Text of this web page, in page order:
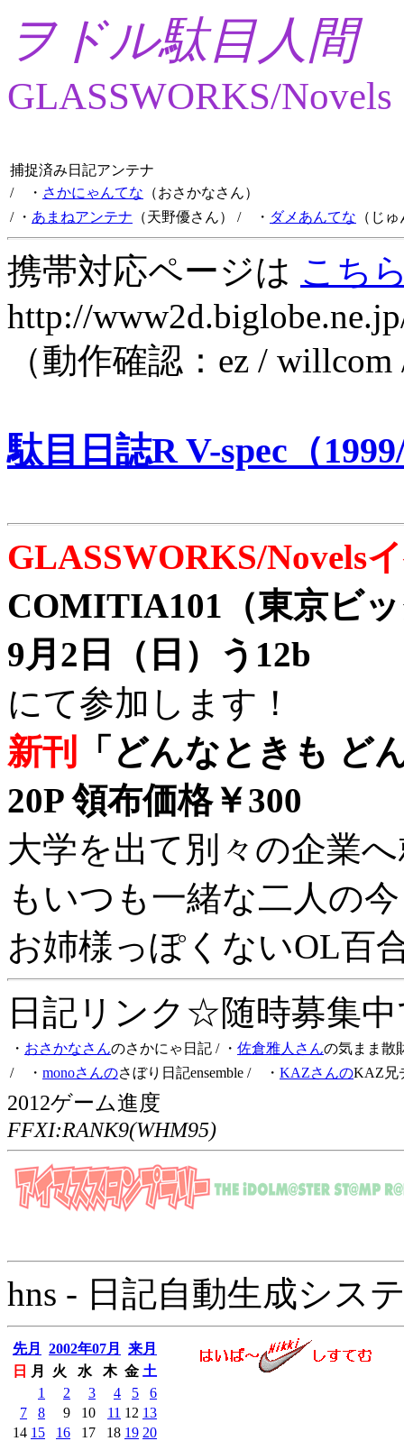
ヲドル駄目人間
GLASSWORKS/Novels
捕捉済み日記アンテナ
/ ・ さかにゃんてな （おさかなさん）
/ ・ あまねアンテナ （天野優さん） / ・ ダメあんてな （じ
携帯対応ページは こち
http://
（動作確認：ez /
駄目日誌R V-spec（
GLASSWORKS/Novels
COMITIA101（東京ビ
9月2日（日）う12b
にて参加します！
新刊
「どんなときも ど
20P 領布価格￥300
大学を出て別々の企業
もいつも一緒な二人の
お姉様っぽくないOL百
日記リンク☆随時募集
・ おさかなさんのさかにゃ日記 / ・ 佐倉雅人さんの気まま散
/ ・ monoさんのさぼり日記ensemble / ・ KAZさんのKAZ兄
2012ゲーム進度
FFXI:RANK9(WHM95)
hns - 日記自動生成シス
先月 2002年07月
来月
日
月 火 水 木 金 土
1
2 3 4 5
6
7
8 9 10 11 12 13
14 15 16 17 18 19 20